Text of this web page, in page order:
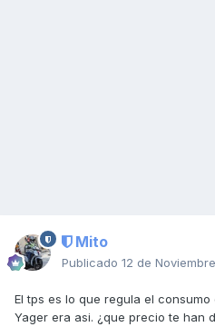
Mito
Publicado 12 de
El tps es lo que regula el
Yager era asi. ¿que precio te han